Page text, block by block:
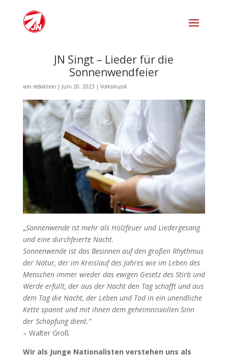
JN Singt – Lieder für die
Sonnenwendfeier
von redaktion | Juni 20, 2023 | Volksmusik
„Sonnenwende ist mehr als Holzfeuer und Liedergesang
und eine durchfeierte Nacht.
Sonnenwende ist das Besinnen auf den großen Rhythmus
der Natur, der im Kreislauf des Jahres wie im Leben des
Menschen immer wieder das ewigen Gesetz des Stirb und
Werde erfüllt, der aus der Nacht den Tag schafft und aus
dem Tag die Nacht, der Leben und Tod in ein unendliche
Kette spannt und mit ihnen dem geheimnisvollen Sinn
der Schöpfung dient.“
– Walter Groß
Wir als Junge Nationalisten verstehen uns als